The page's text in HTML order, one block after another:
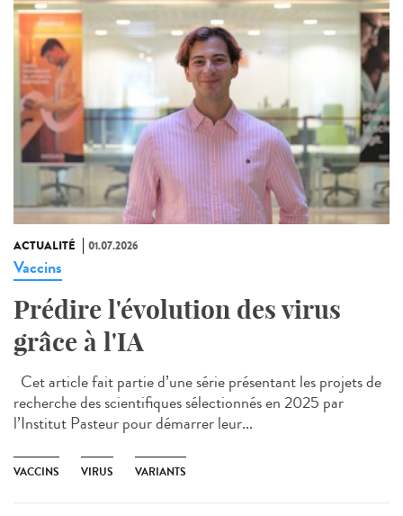
ACTUALITÉ 01.07.2026
Vaccins
Prédire l'évolution des virus
grâce à l'IA
Cet article fait partie d’une série présentant les projets de
recherche des scientifiques sélectionnés en 2025 par
l’Institut Pasteur pour démarrer leur...
VACCINS VIRUS VARIANTS